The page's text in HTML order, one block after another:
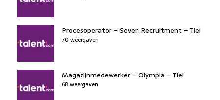
Procesoperator – Seven Recruitment – Tiel
70 weergaven
Magazijnmedewerker – Olympia – Tiel
68 weergaven